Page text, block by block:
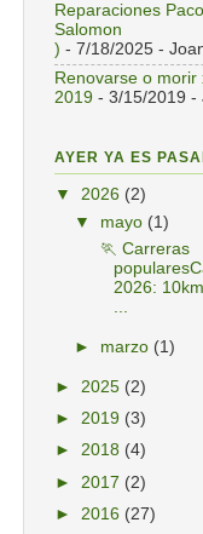
Reparaciones
Salomon
) - 7/18/2025 -
Renovarse o morir
2019 - 3/15/2019 -
AYER YA ES
▼ 2026 (2)
▼ mayo (1)
🏃 Carreras
2026:
...
► marzo (1)
► 2025 (2)
► 2019 (3)
► 2018 (4)
► 2017 (2)
► 2016 (27)